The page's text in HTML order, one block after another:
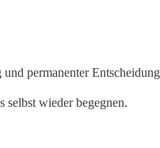
permanenter
wieder begegnen.